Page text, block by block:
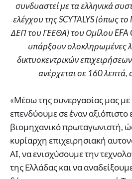
συνδυαστεί με τα ελληνικά
ελέγχου της SCYTALYS (όπως
ΔΕΠ του ΓΕΕΘΑ) του Ομίλου EFA
υπάρξουν ολοκληρωμένες
δικτυοκεντρικών
ανέρχεται σε 160 λεπτά,
«Μέσω της συνεργασίας μας με
επενδύουμε σε έναν αξιόπιστο
βιομηχανικό πρωταγωνιστή,
κυρίαρχη επιχειρησιακή
ΑΙ, να ενισχύσουμε την
της Ελλάδας και να